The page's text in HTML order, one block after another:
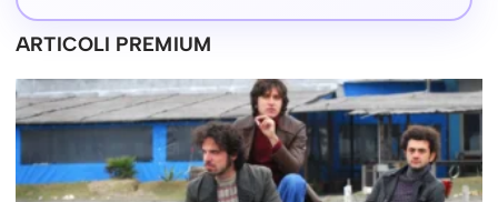
ARTICOLI PREMIUM